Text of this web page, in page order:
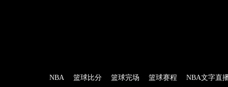
NBA 篮球比分 篮球完场 篮球赛程 NBA文字直